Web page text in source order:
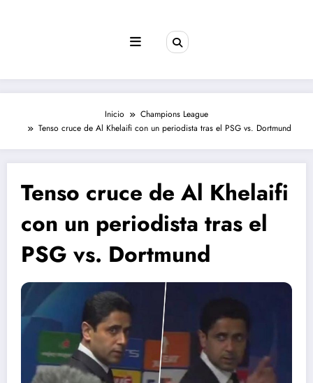
Inicio
Champions League
Tenso cruce de Al Khelaifi con un periodista tras el PSG vs. Dortmund
Tenso cruce de Al Khelaifi
con un periodista tras el
PSG vs. Dortmund